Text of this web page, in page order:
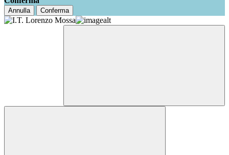
Annulla Conferma